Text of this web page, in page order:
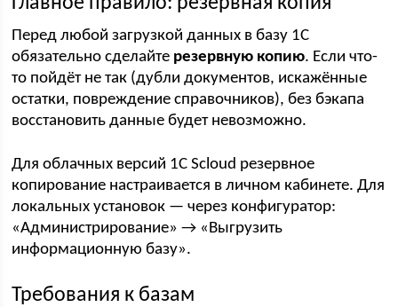
Перед любой загрузкой данных в базу 1С
обязательно сделайте резервную копию. Если что-
то пойдёт не так (дубли документов, искажённые
остатки, повреждение справочников), без бэкапа
восстановить данные будет невозможно.
Для облачных версий 1С Scloud резервное
копирование настраивается в личном кабинете. Для
локальных установок — через конфигуратор:
«Администрирование» → «Выгрузить
информационную базу».
Требования к базам